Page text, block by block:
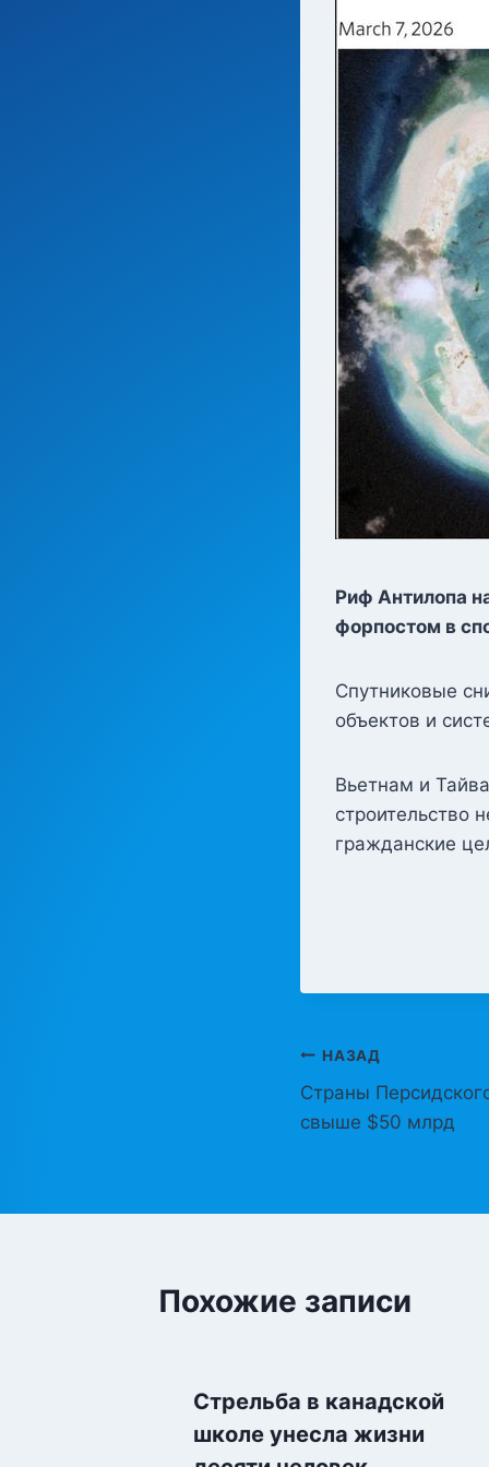
Риф Антилопа
форпостом в
Спутниковые
объектов и
Вьетнам и
строительство
гражданские
Навигация
по
НАЗАД
Страны
свыше $50 млрд
Похожие записи
Стрельба в канадской
школе унесла жизни